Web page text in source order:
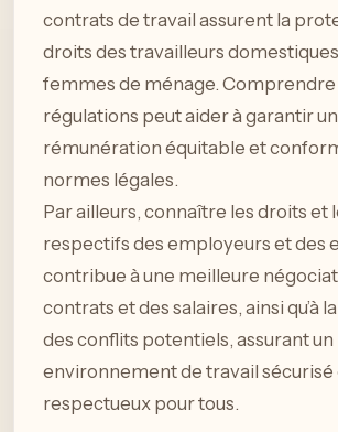
contrats de travail assurent la
droits des travailleurs
femmes de ménage. Comprendre
régulations peut aider à garantir
rémunération équitable et
normes légales.
Par ailleurs, connaître les droits et
respectifs des employeurs et des
contribue à une meilleure
contrats et des salaires, ainsi qu’à
des conflits potentiels, assurant un
environnement de travail sécurisé
respectueux pour tous.